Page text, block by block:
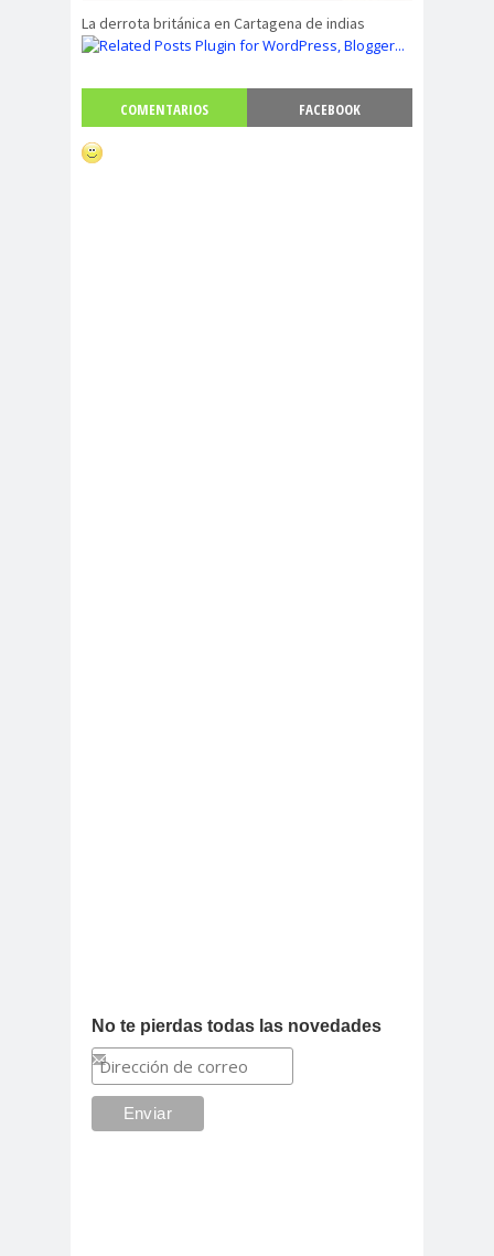
La derrota británica en Cartagena de indias
COMENTARIOS FACEBOOK
No te pierdas todas las novedades